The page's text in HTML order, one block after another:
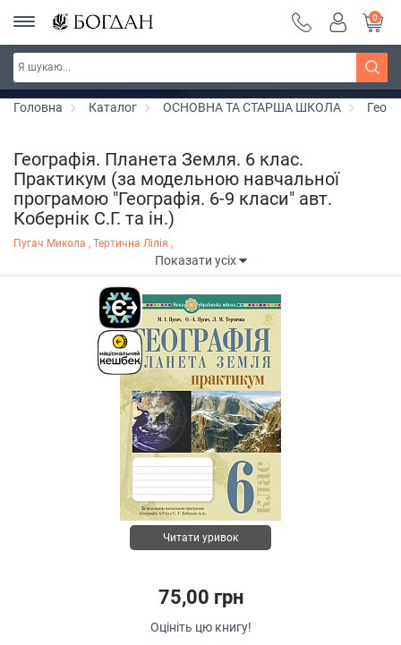
РОЗПРОДАЖ ~ 150 грн ~ 200 грн ~ 250 грн ~
300 грн ~ РОЗПРОДАЖ
Дізнатись більше
0
Головна Каталог ОСНОВНА ТА СТАРША ШКОЛА
Географія. Планета Земля. 6 клас.
Практикум (за модельною навчальної
програмою "Географія. 6-9 класи" авт.
Кобернік С.Г. та ін.)
Пугач Микола , Тертична Лілія ,
Показати усіх
Читати уривок
75,00 грн
Оцініть цю книгу!